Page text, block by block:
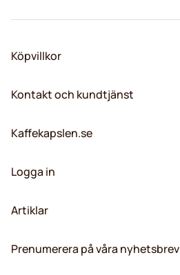
Köpvillkor
Kontakt och kundtjänst
Kaffekapslen.se
Logga in
Artiklar
Prenumerera på våra nyhetsbrev